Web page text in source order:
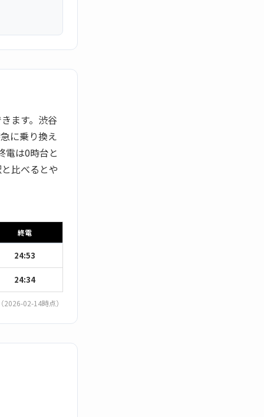
ます。渋谷
に乗り換え
電は0時台と
比べるとや
終電
24:53
24:34
2026-02-14時点）